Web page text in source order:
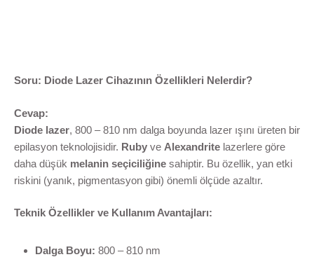
Soru: Diode Lazer Cihazının Özellikleri Nelerdir?
Cevap:
Diode lazer, 800 – 810 nm dalga boyunda lazer ışını üreten bir
epilasyon teknolojisidir. Ruby ve Alexandrite lazerlere göre
daha düşük melanin seçiciliğine sahiptir. Bu özellik, yan etki
riskini (yanık, pigmentasyon gibi) önemli ölçüde azaltır.
Teknik Özellikler ve Kullanım Avantajları:
Dalga Boyu: 800 – 810 nm